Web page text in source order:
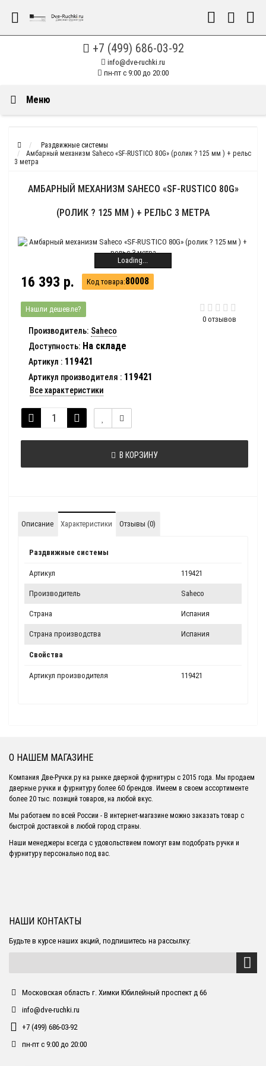
+7 (499) 686-03-92
info@dve-ruchki.ru
пн-пт с 9:00 до 20:00
Меню
Раздвижные системы
Амбарный механизм Saheco «SF-RUSTICO 80G» (ролик ? 125 мм ) + рельс
3 метра
АМБАРНЫЙ МЕХАНИЗМ SAHECO «SF-RUSTICO 80G»
(РОЛИК ? 125 ММ ) + РЕЛЬС 3 МЕТРА
Loading...
0 отзывов
16 393 р. Код товара:80008
Нашли дешевле?
Производитель: Saheco
Доступность: На складе
Артикул : 119421
Артикул производителя : 119421
Все характеристики
В КОРЗИНУ
Описание Характеристики Отзывы (0)
Раздвижные системы
Артикул 119421
Производитель Saheco
Страна Испания
Страна производства Испания
Свойства
Артикул производителя 119421
О НАШЕМ МАГАЗИНЕ
Компания Две-Ручки.ру на рынке дверной фурнитуры с 2015 года. Мы продаем
дверные ручки и фурнитуру более 60 брендов. Имеем в своем ассортименте
более 20 тыс. позиций товаров, на любой вкус.
Мы работаем по всей России - В интернет-магазине можно заказать товар с
быстрой доставкой в любой город страны.
Наши менеджеры всегда с удовольствием помогут вам подобрать ручки и
фурнитуру персонально под вас.
НАШИ КОНТАКТЫ
Будьте в курсе наших акций, подпишитесь на рассылку:
Московская область г. Химки Юбилейный проспект д 66
info@dve-ruchki.ru
+7 (499) 686-03-92
пн-пт с 9:00 до 20:00